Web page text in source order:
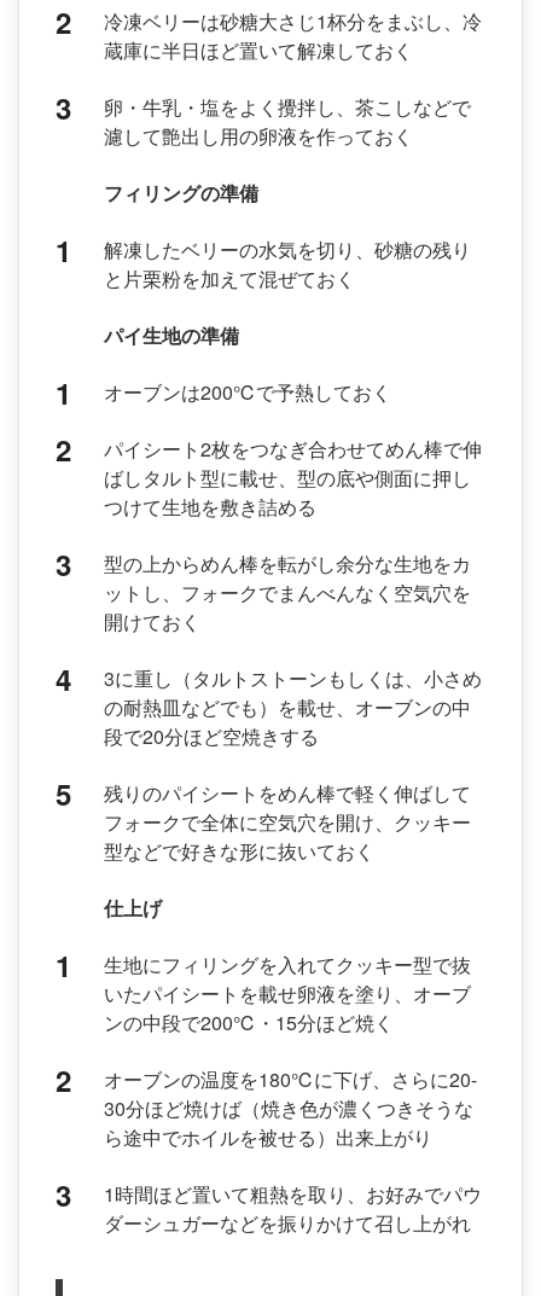
冷凍ベリーは砂糖大さじ1杯分をまぶし、冷
蔵庫に半日ほど置いて解凍しておく
卵・牛乳・塩をよく攪拌し、茶こしなどで
濾して艶出し用の卵液を作っておく
フィリングの準備
解凍したベリーの水気を切り、砂糖の残り
と片栗粉を加えて混ぜておく
パイ生地の準備
オーブンは200℃で予熱しておく
パイシート2枚をつなぎ合わせてめん棒で伸
ばしタルト型に載せ、型の底や側面に押し
つけて生地を敷き詰める
型の上からめん棒を転がし余分な生地をカ
ットし、フォークでまんべんなく空気穴を
開けておく
3に重し（タルトストーンもしくは、小さめ
の耐熱皿などでも）を載せ、オーブンの中
段で20分ほど空焼きする
残りのパイシートをめん棒で軽く伸ばして
フォークで全体に空気穴を開け、クッキー
型などで好きな形に抜いておく
仕上げ
生地にフィリングを入れてクッキー型で抜
いたパイシートを載せ卵液を塗り、オーブ
ンの中段で200℃・15分ほど焼く
オーブンの温度を180℃に下げ、さらに20-
30分ほど焼けば（焼き色が濃くつきそうな
ら途中でホイルを被せる）出来上がり
1時間ほど置いて粗熱を取り、お好みでパウ
ダーシュガーなどを振りかけて召し上がれ